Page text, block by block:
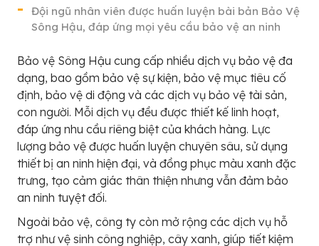
Đội ngũ nhân viên được huấn luyện bài bản Bảo Vệ
Sông Hậu, đáp ứng mọi yêu cầu bảo vệ an ninh
Bảo vệ Sông Hậu cung cấp nhiều dịch vụ bảo vệ đa
dạng, bao gồm bảo vệ sự kiện, bảo vệ mục tiêu cố
định, bảo vệ di động và các dịch vụ bảo vệ tài sản,
con người. Mỗi dịch vụ đều được thiết kế linh hoạt,
đáp ứng nhu cầu riêng biệt của khách hàng. Lực
lượng bảo vệ được huấn luyện chuyên sâu, sử dụng
thiết bị an ninh hiện đại, và đồng phục màu xanh đặc
trưng, tạo cảm giác thân thiện nhưng vẫn đảm bảo
an ninh tuyệt đối.
Ngoài bảo vệ, công ty còn mở rộng các dịch vụ hỗ
trợ như vệ sinh công nghiệp, cây xanh, giúp tiết kiệm